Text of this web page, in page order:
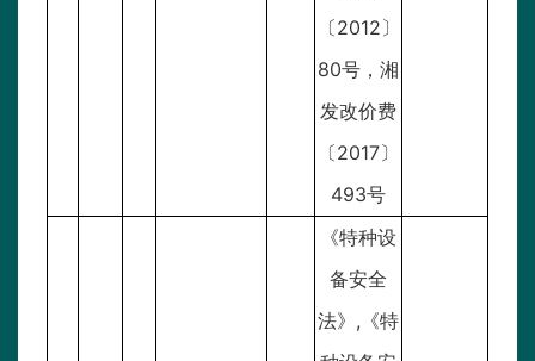
〔2012〕
80号，湘
发改价费
〔2017〕
493号
《特种设
备安全
法》,《特